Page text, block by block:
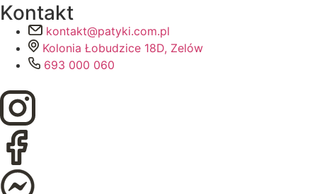
Kontakt
kontakt@patyki.com.pl
Kolonia Łobudzice 18D, Zelów
693 000 060